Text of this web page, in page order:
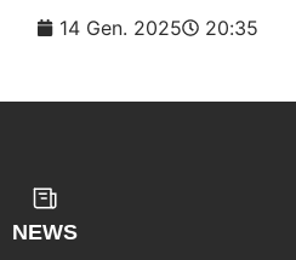
14 Gen. 2025 20:35
NEWS